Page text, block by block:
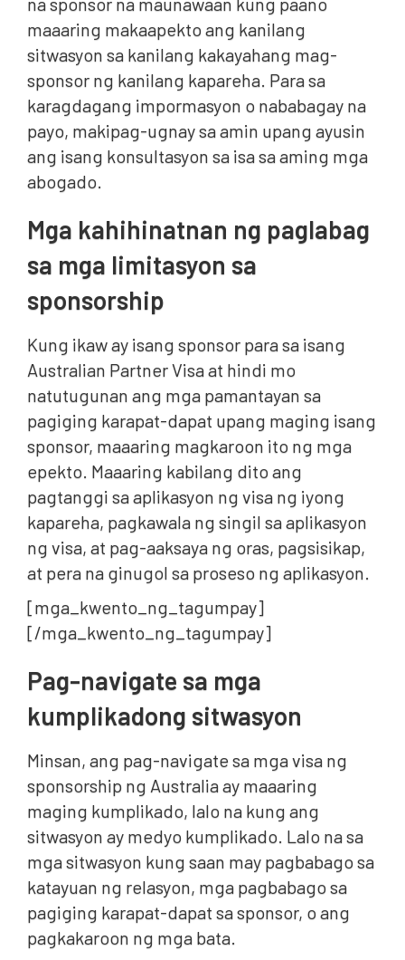
maaaring makaapekto ang kanilang
sitwasyon sa kanilang kakayahang mag-
sponsor ng kanilang kapareha. Para sa
karagdagang impormasyon o nababagay na
payo, makipag-ugnay sa amin upang ayusin
ang isang konsultasyon sa isa sa aming mga
abogado.
Mga kahihinatnan ng paglabag
sa mga limitasyon sa
sponsorship
Kung ikaw ay isang sponsor para sa isang
Australian Partner Visa at hindi mo
natutugunan ang mga pamantayan sa
pagiging karapat-dapat upang maging isang
sponsor, maaaring magkaroon ito ng mga
epekto. Maaaring kabilang dito ang
pagtanggi sa aplikasyon ng visa ng iyong
kapareha, pagkawala ng singil sa aplikasyon
ng visa, at pag-aaksaya ng oras, pagsisikap,
at pera na ginugol sa proseso ng aplikasyon.
[mga_kwento_ng_tagumpay]
[/mga_kwento_ng_tagumpay]
Pag-navigate sa mga
kumplikadong sitwasyon
Minsan, ang pag-navigate sa mga visa ng
sponsorship ng Australia ay maaaring
maging kumplikado, lalo na kung ang
sitwasyon ay medyo kumplikado. Lalo na sa
mga sitwasyon kung saan may pagbabago sa
katayuan ng relasyon, mga pagbabago sa
pagiging karapat-dapat sa sponsor, o ang
pagkakaroon ng mga bata.